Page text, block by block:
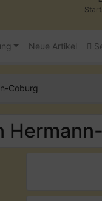
Neue Artikel
Coburg